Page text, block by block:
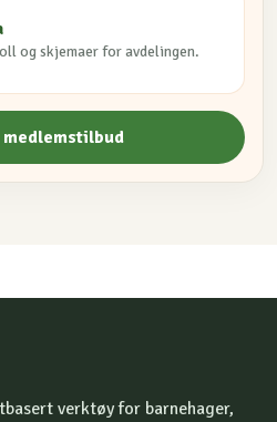
og skjemaer for avdelingen.
verktøy for barnehager,